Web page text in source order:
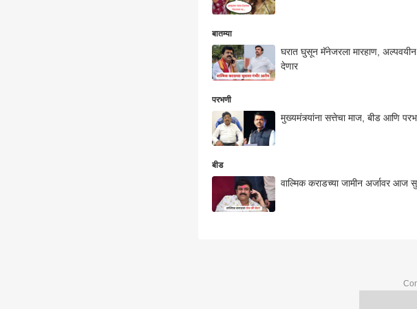
बातम्या
घरात घुसून मॅनेजरला मारहाण, अल्पवयीन
देणार
परभणी
मुख्यमंत्र्यांना सत्तेचा माज, बीड आणि
बीड
वाल्मिक कराडच्या जामीन अर्जावर आज